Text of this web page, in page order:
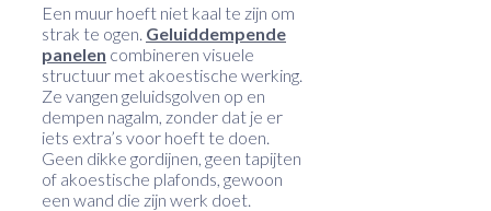
Een muur hoeft niet kaal te zijn om
strak te ogen. Geluiddempende
panelen combineren visuele
structuur met akoestische werking.
Ze vangen geluidsgolven op en
dempen nagalm, zonder dat je er
iets extra’s voor hoeft te doen.
Geen dikke gordijnen, geen tapijten
of akoestische plafonds, gewoon
een wand die zijn werk doet.